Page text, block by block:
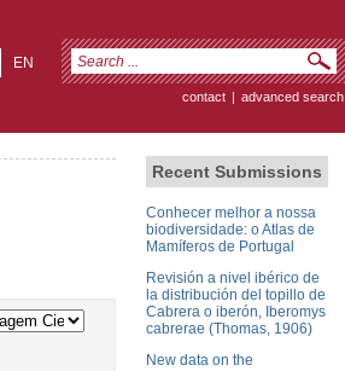
EN
contact | advanced search
Recent Submissions
Conhecer melhor a nossa
biodiversidade: o Atlas de
Mamíferos de Portugal
Revisión a nivel ibérico de
la distribución del topillo de
Cabrera o iberón, Iberomys
cabrerae (Thomas, 1906)
New data on the